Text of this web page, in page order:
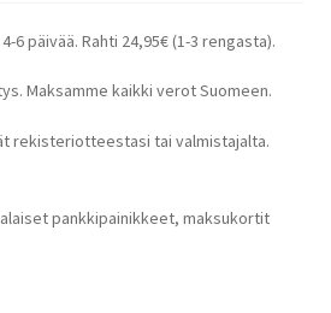
6 päivää. Rahti 24,95€ (1-3 rengasta).
Maksamme kaikki verot Suomeen.
rekisteriotteestasi tai valmistajalta.
pankkipainikkeet, maksukortit